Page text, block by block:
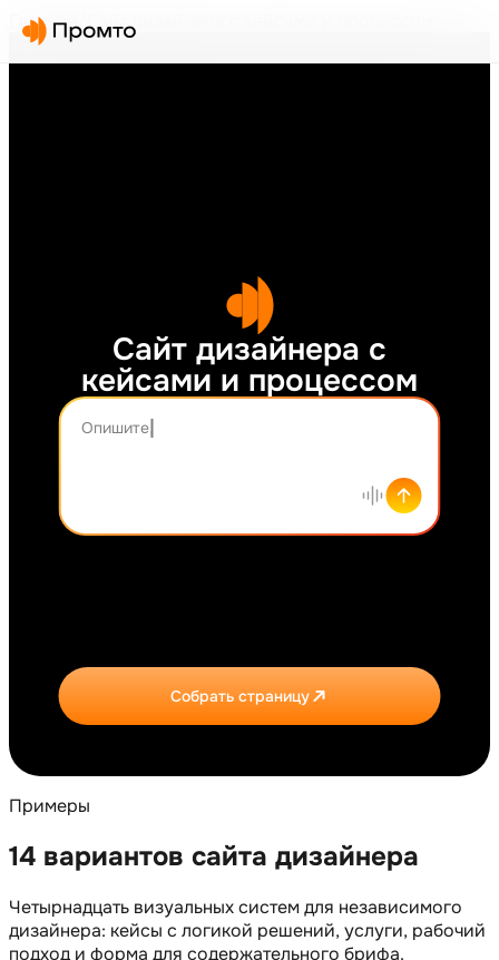
Главная Сайт дизайнера с кейсами и процессом
Сайт дизайнера с
кейсами и процессом
Опишите, что хотите создать...
Собрать страницу
Примеры
14 вариантов сайта дизайнера
Четырнадцать визуальных систем для независимого
дизайнера: кейсы с логикой решений, услуги, рабочий
подход и форма для содержательного брифа.